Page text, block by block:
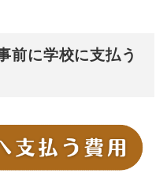
前に学校に支払う